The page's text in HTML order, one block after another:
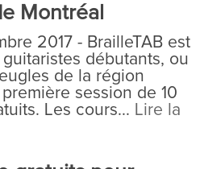
Montréal
2017 - BrailleTAB est
guitaristes débutants, ou
de la région
session de 10
Les cours... Lire la